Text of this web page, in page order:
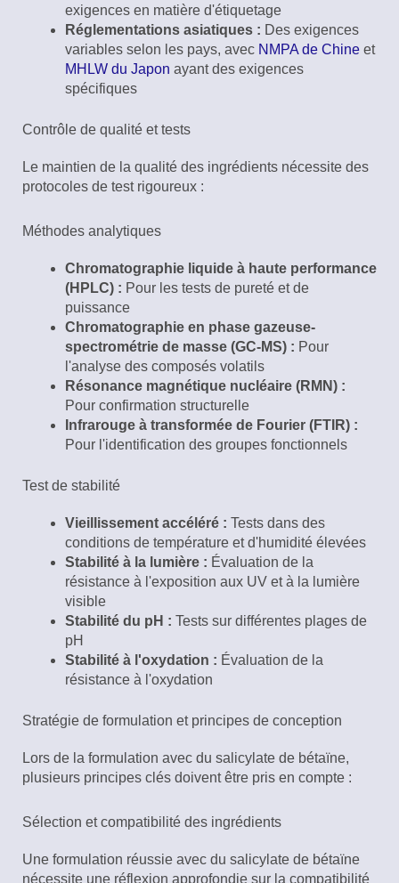
exigences en matière d'étiquetage
Réglementations asiatiques : Des exigences
variables selon les pays, avec NMPA de Chine et
MHLW du Japon ayant des exigences
spécifiques
Contrôle de qualité et tests
Le maintien de la qualité des ingrédients nécessite des
protocoles de test rigoureux :
Méthodes analytiques
Chromatographie liquide à haute performance
(HPLC) : Pour les tests de pureté et de
puissance
Chromatographie en phase gazeuse-
spectrométrie de masse (GC-MS) : Pour
l'analyse des composés volatils
Résonance magnétique nucléaire (RMN) :
Pour confirmation structurelle
Infrarouge à transformée de Fourier (FTIR) :
Pour l'identification des groupes fonctionnels
Test de stabilité
Vieillissement accéléré : Tests dans des
conditions de température et d'humidité élevées
Stabilité à la lumière : Évaluation de la
résistance à l'exposition aux UV et à la lumière
visible
Stabilité du pH : Tests sur différentes plages de
pH
Stabilité à l'oxydation : Évaluation de la
résistance à l'oxydation
Stratégie de formulation et principes de conception
Lors de la formulation avec du salicylate de bétaïne,
plusieurs principes clés doivent être pris en compte :
Sélection et compatibilité des ingrédients
Une formulation réussie avec du salicylate de bétaïne
nécessite une réflexion approfondie sur la compatibilité